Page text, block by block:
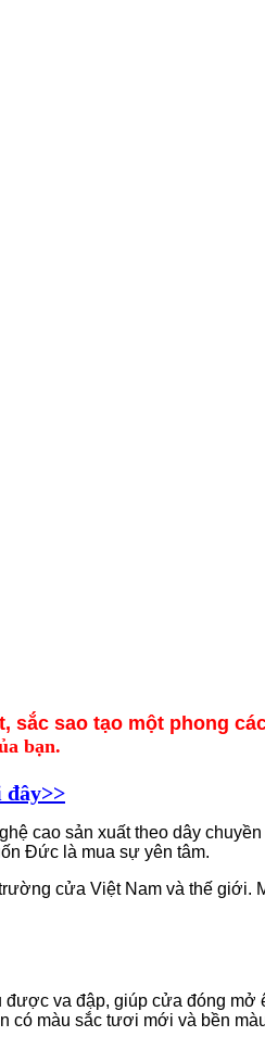
sao tạo một phong
bạn.
đây>>
cao sản xuất theo dây
Đức là mua sự yên tâm.
cửa Việt Nam và thế giới.
va đập, giúp cửa đóng
màu sắc tươi mới và bền